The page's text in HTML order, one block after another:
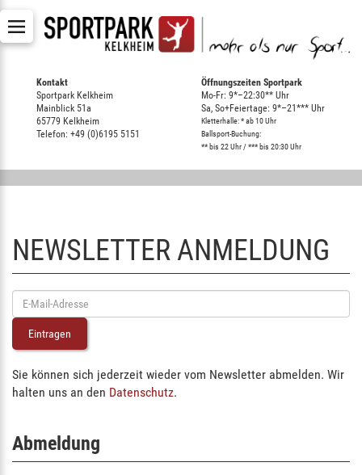
Kontakt
Sportpark Kelkheim
Mainblick 51a
65779 Kelkheim
Telefon: +49 (0)6195 5151
Öffnungszeiten Sportpark
Mo-Fr: 9*–22:30** Uhr
Sa, So+Feiertage: 9*–21*** Uhr
Kletterhalle: * ab 10 Uhr
Ballsport-Buchung:
** bis 22 Uhr / *** bis 20:30 Uhr
NEWSLETTER ANMELDUNG
Sie können sich jederzeit wieder vom Newsletter abmelden. Wir
halten uns an den Datenschutz.
Abmeldung